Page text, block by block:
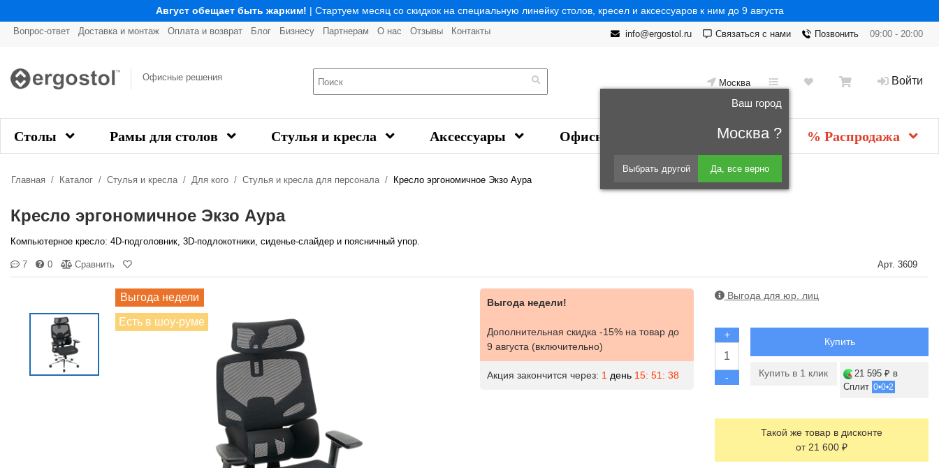
Август обещает быть жарким! | Стартуем месяц со скидкок на специальную линейку столов, кресел и аксессуаров к ним до 9 августа
Вопрос-ответ Доставка и монтаж Оплата и возврат Блог Бизнесу Партнерам О нас Отзывы Контакты 09:00 - 20:00
Позвонить
Связаться с нами
info@ergostol.ru
Офисные решения Москва
Ваш город
Москва ?
Выбрать другой Да, все верно
Войти
Столы Рамы для столов Стулья и кресла Аксессуары Офисная мебель Новинки % Распродажа
Главная Каталог Стулья и кресла Для кого Стулья и кресла для персонала Кресло эргономичное Экзо Аура
Кресло эргономичное Экзо Аура
Компьютерное кресло: 4D-подголовник, 3D-подлокотники, сиденье-слайдер и поясничный упор.
Арт. 3609
7 0 Сравнить
Выгода недели
Есть в шоу-руме
Выгода недели!
Дополнительная скидка -15% на товар до
9 августа (включительно)
Акция закончится через: 1 день 15: 51: 37
Выгода для юр. лиц
+
-
Купить
Купить в 1 клик 21 595 ₽ в
Сплит 0•0•2
Такой же товар в дисконте
от 21 600 ₽